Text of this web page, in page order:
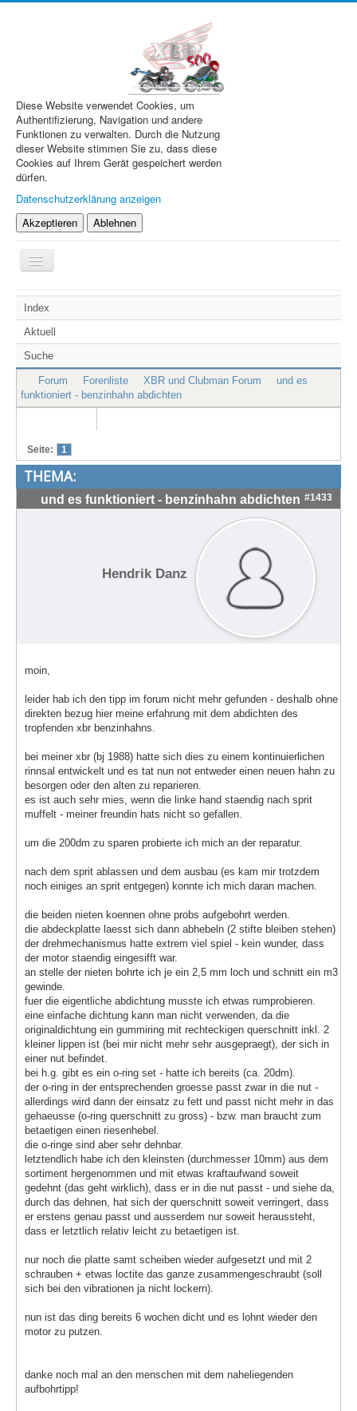
Diese Website verwendet Cookies, um
Authentifizierung, Navigation und andere
Funktionen zu verwalten. Durch die Nutzung
dieser Website stimmen Sie zu, dass diese
Cookies auf Ihrem Gerät gespeichert werden
dürfen.
Datenschutzerklärung anzeigen
Akzeptieren
Ablehnen
Navigation
an/aus
XBR.de
Technik
Forum
Treffen & Touren
Cafe-Ecke
Index
Aktuell
Suche
Forum Forenliste XBR und Clubman Forum
und es
funktioniert - benzinhahn abdichten
Seite: 1
THEMA:
und es funktioniert - benzinhahn abdichten #1433
Hendrik Danz
moin,
leider hab ich den tipp im forum nicht mehr gefunden - deshalb ohne
direkten bezug hier meine erfahrung mit dem abdichten des
tropfenden xbr benzinhahns.
bei meiner xbr (bj 1988) hatte sich dies zu einem kontinuierlichen
rinnsal entwickelt und es tat nun not entweder einen neuen hahn zu
besorgen oder den alten zu reparieren.
es ist auch sehr mies, wenn die linke hand staendig nach sprit
muffelt - meiner freundin hats nicht so gefallen.
um die 200dm zu sparen probierte ich mich an der reparatur.
nach dem sprit ablassen und dem ausbau (es kam mir trotzdem
noch einiges an sprit entgegen) konnte ich mich daran machen.
die beiden nieten koennen ohne probs aufgebohrt werden.
die abdeckplatte laesst sich dann abhebeln (2 stifte bleiben stehen)
der drehmechanismus hatte extrem viel spiel - kein wunder, dass
der motor staendig eingesifft war.
an stelle der nieten bohrte ich je ein 2,5 mm loch und schnitt ein m3
gewinde.
fuer die eigentliche abdichtung musste ich etwas rumprobieren.
eine einfache dichtung kann man nicht verwenden, da die
originaldichtung ein gummiring mit rechteckigen querschnitt inkl. 2
kleiner lippen ist (bei mir nicht mehr sehr ausgepraegt), der sich in
einer nut befindet.
bei h.g. gibt es ein o-ring set - hatte ich bereits (ca. 20dm).
der o-ring in der entsprechenden groesse passt zwar in die nut -
allerdings wird dann der einsatz zu fett und passt nicht mehr in das
gehaeusse (o-ring querschnitt zu gross) - bzw. man braucht zum
betaetigen einen riesenhebel.
die o-ringe sind aber sehr dehnbar.
letztendlich habe ich den kleinsten (durchmesser 10mm) aus dem
sortiment hergenommen und mit etwas kraftaufwand soweit
gedehnt (das geht wirklich), dass er in die nut passt - und siehe da,
durch das dehnen, hat sich der querschnitt soweit verringert, dass
er erstens genau passt und ausserdem nur soweit heraussteht,
dass er letztlich relativ leicht zu betaetigen ist.
nur noch die platte samt scheiben wieder aufgesetzt und mit 2
schrauben + etwas loctite das ganze zusammengeschraubt (soll
sich bei den vibrationen ja nicht lockern).
nun ist das ding bereits 6 wochen dicht und es lohnt wieder den
motor zu putzen.
danke noch mal an den menschen mit dem naheliegenden
aufbohrtipp!